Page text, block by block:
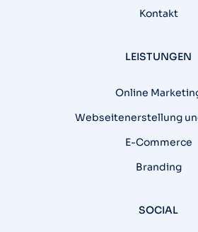
Kontakt
LEISTUNGEN
Online
Webseitenerstellung
E-Commerce
Branding
SOCIAL